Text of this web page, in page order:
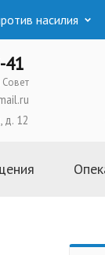
насилия
41
д. 12